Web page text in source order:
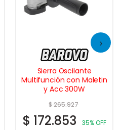
Sierra Oscilante
Multifunción con Maletin
y Acc 300W
$265.927
$ 172.853 35% OFF